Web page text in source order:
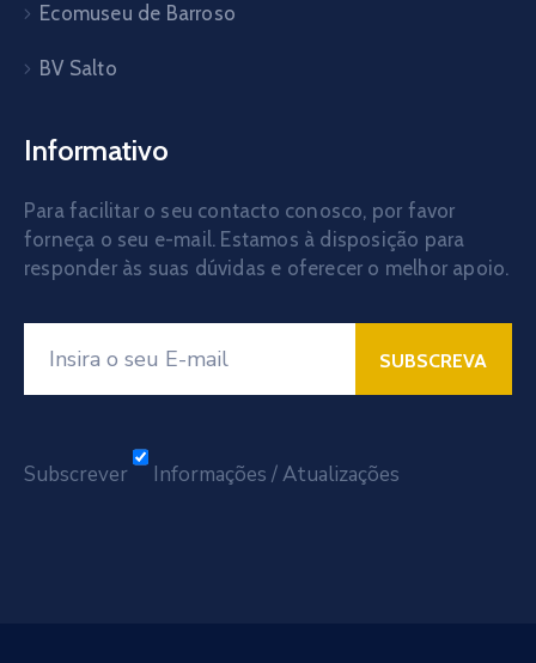
Ecomuseu de Barroso
BV Salto
Informativo
Para facilitar o seu contacto conosco, por favor
forneça o seu e-mail. Estamos à disposição para
responder às suas dúvidas e oferecer o melhor apoio.
Subscrever Informações / Atualizações